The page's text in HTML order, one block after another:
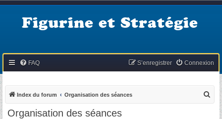
Figurine et Stratégie
FAQ Connexion
S’enregistrer
Index du forum Organisation des séances
Organisation des séances